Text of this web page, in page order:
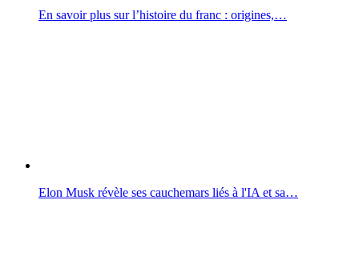
En savoir plus sur l’histoire du franc : origines,…
Elon Musk révèle ses cauchemars liés à l'IA et sa…